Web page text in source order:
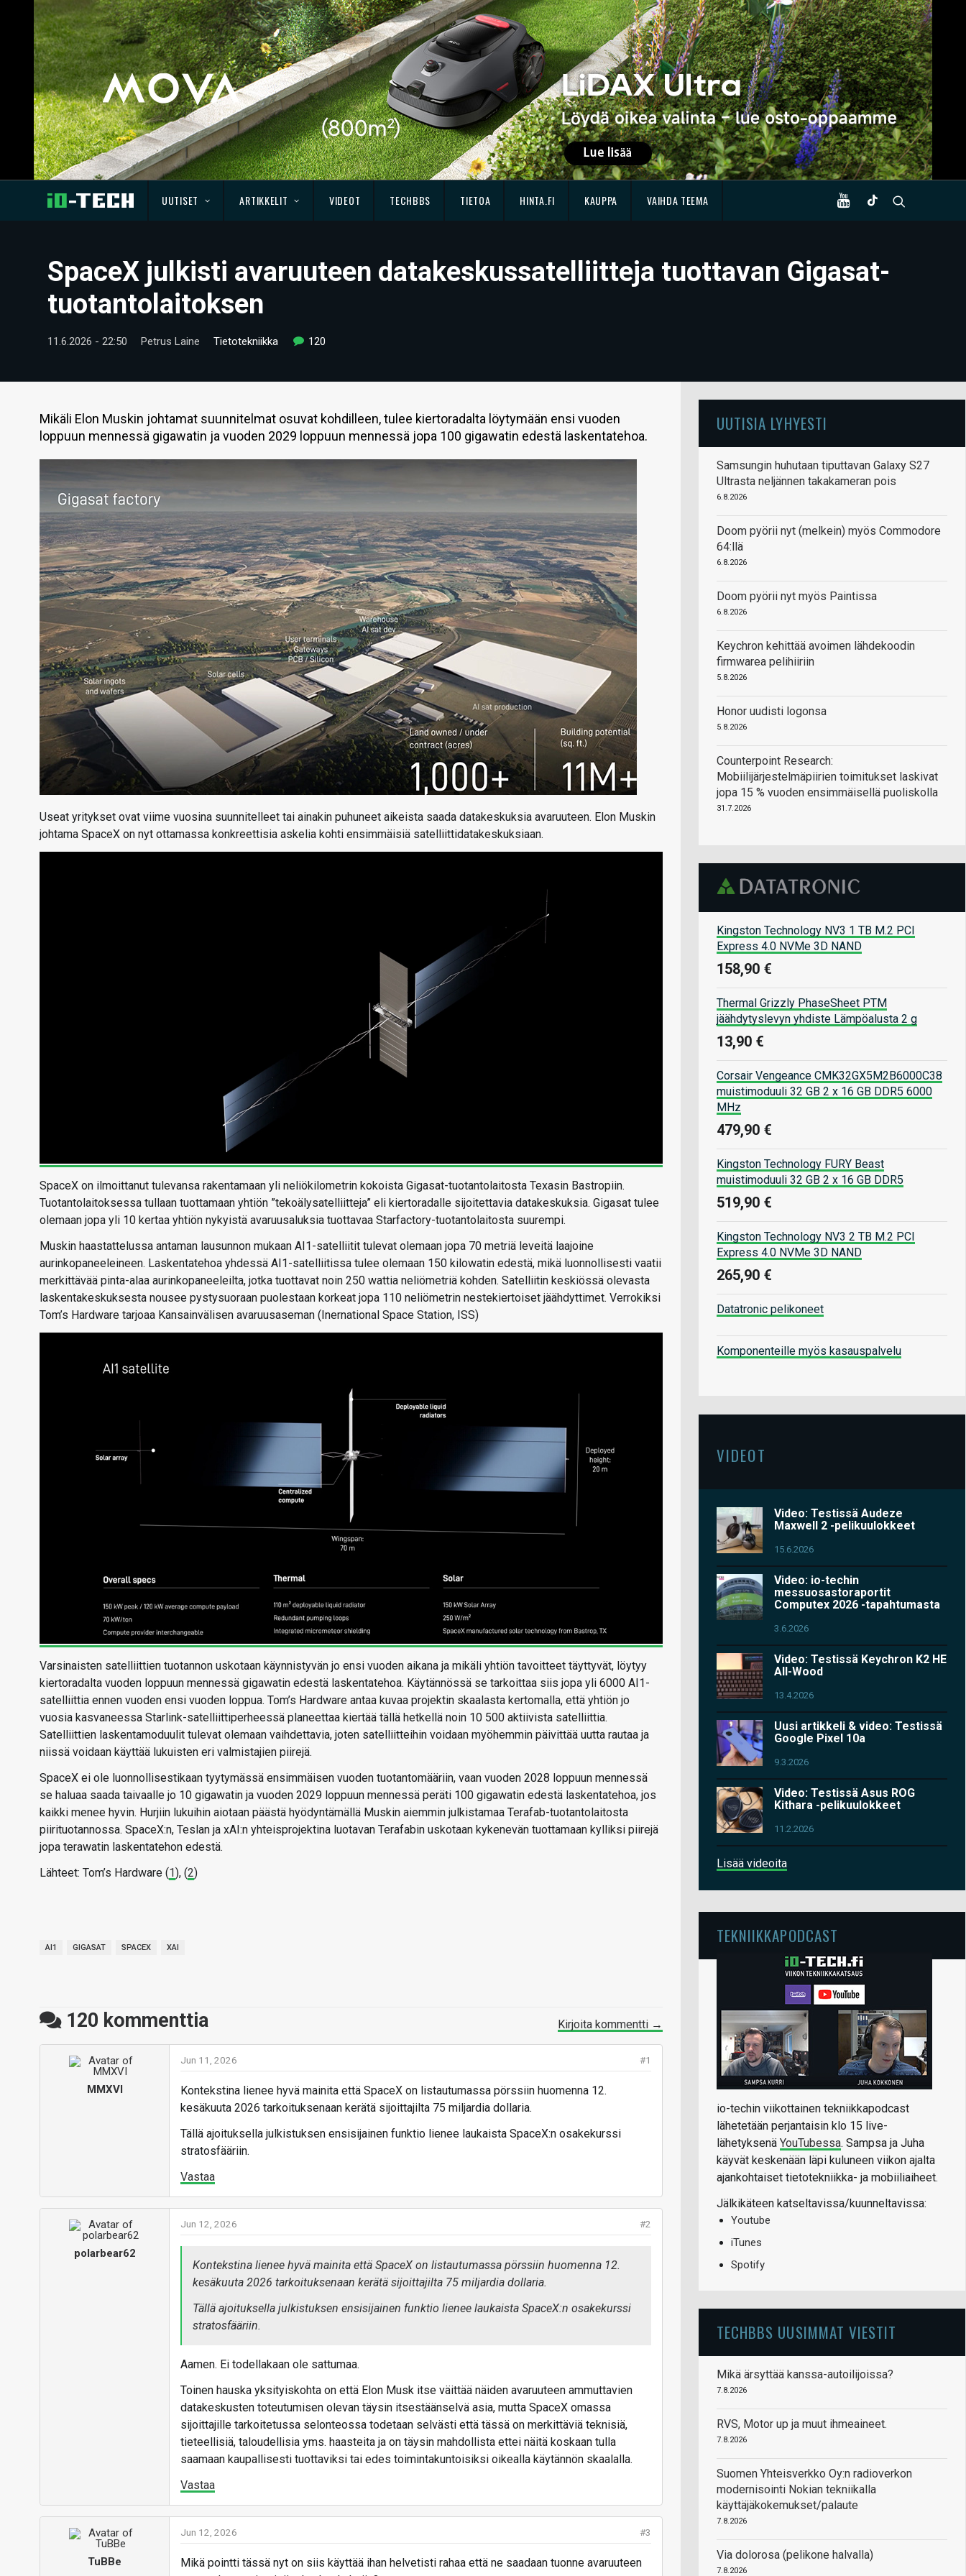
UUTISET ARTIKKELIT VIDEOT TECHBBS TIETOA HINTA.FI KAUPPA VAIHDA TEEMA
SpaceX julkisti avaruuteen datakeskussatelliitteja tuottavan Gigasat-
tuotantolaitoksen
11.6.2026 - 22:50 Petrus Laine Tietotekniikka 120
Mikäli Elon Muskin johtamat suunnitelmat osuvat kohdilleen, tulee kiertoradalta löytymään ensi vuoden
loppuun mennessä gigawatin ja vuoden 2029 loppuun mennessä jopa 100 gigawatin edestä laskentatehoa.
Useat yritykset ovat viime vuosina suunnitelleet tai ainakin puhuneet aikeista saada datakeskuksia avaruuteen. Elon Muskin
johtama SpaceX on nyt ottamassa konkreettisia askelia kohti ensimmäisiä satelliittidatakeskuksiaan.
SpaceX on ilmoittanut tulevansa rakentamaan yli neliökilometrin kokoista Gigasat-tuotantolaitosta Texasin Bastropiin.
Tuotantolaitoksessa tullaan tuottamaan yhtiön ”tekoälysatelliitteja” eli kiertoradalle sijoitettavia datakeskuksia. Gigasat tulee
olemaan jopa yli 10 kertaa yhtiön nykyistä avaruusaluksia tuottavaa Starfactory-tuotantolaitosta suurempi.
Muskin haastattelussa antaman lausunnon mukaan AI1-satelliitit tulevat olemaan jopa 70 metriä leveitä laajoine
aurinkopaneeleineen. Laskentatehoa yhdessä AI1-satelliitissa tulee olemaan 150 kilowatin edestä, mikä luonnollisesti vaatii
merkittävää pinta-alaa aurinkopaneeleilta, jotka tuottavat noin 250 wattia neliömetriä kohden. Satelliitin keskiössä olevasta
laskentakeskuksesta nousee pystysuoraan puolestaan korkeat jopa 110 neliömetrin nestekiertoiset jäähdyttimet. Verrokiksi
Tom’s Hardware tarjoaa Kansainvälisen avaruusaseman (Inernational Space Station, ISS)
Varsinaisten satelliittien tuotannon uskotaan käynnistyvän jo ensi vuoden aikana ja mikäli yhtiön tavoitteet täyttyvät, löytyy
kiertoradalta vuoden loppuun mennessä gigawatin edestä laskentatehoa. Käytännössä se tarkoittaa siis jopa yli 6000 AI1-
satelliittia ennen vuoden ensi vuoden loppua. Tom’s Hardware antaa kuvaa projektin skaalasta kertomalla, että yhtiön jo
vuosia kasvaneessa Starlink-satelliittiperheessä planeettaa kiertää tällä hetkellä noin 10 500 aktiivista satelliittia.
Satelliittien laskentamoduulit tulevat olemaan vaihdettavia, joten satelliitteihin voidaan myöhemmin päivittää uutta rautaa ja
niissä voidaan käyttää lukuisten eri valmistajien piirejä.
SpaceX ei ole luonnollisestikaan tyytymässä ensimmäisen vuoden tuotantomääriin, vaan vuoden 2028 loppuun mennessä
se haluaa saada taivaalle jo 10 gigawatin ja vuoden 2029 loppuun mennessä peräti 100 gigawatin edestä laskentatehoa, jos
kaikki menee hyvin. Hurjiin lukuihin aiotaan päästä hyödyntämällä Muskin aiemmin julkistamaa Terafab-tuotantolaitosta
piirituotannossa. SpaceX:n, Teslan ja xAI:n yhteisprojektina luotavan Terafabin uskotaan kykenevän tuottamaan kylliksi piirejä
jopa terawatin laskentatehon edestä.
Lähteet: Tom’s Hardware (1), (2)
AI1 GIGASAT SPACEX XAI
120 kommenttia Kirjoita kommentti →
MMXVI
#1
Jun 11, 2026
Kontekstina lienee hyvä mainita että SpaceX on listautumassa pörssiin huomenna 12.
kesäkuuta 2026 tarkoituksenaan kerätä sijoittajilta 75 miljardia dollaria.
Tällä ajoituksella julkistuksen ensisijainen funktio lienee laukaista SpaceX:n osakekurssi
stratosfääriin.
Vastaa
polarbear62
#2
Jun 12, 2026
Kontekstina lienee hyvä mainita että SpaceX on listautumassa pörssiin huomenna 12.
kesäkuuta 2026 tarkoituksenaan kerätä sijoittajilta 75 miljardia dollaria.
Tällä ajoituksella julkistuksen ensisijainen funktio lienee laukaista SpaceX:n osakekurssi
stratosfääriin.
Aamen. Ei todellakaan ole sattumaa.
Toinen hauska yksityiskohta on että Elon Musk itse väittää näiden avaruuteen ammuttavien
datakeskusten toteutumisen olevan täysin itsestäänselvä asia, mutta SpaceX omassa
sijoittajille tarkoitetussa selonteossa todetaan selvästi että tässä on merkittäviä teknisiä,
tieteellisiä, taloudellisia yms. haasteita ja on täysin mahdollista ettei näitä koskaan tulla
saamaan kaupallisesti tuottaviksi tai edes toimintakuntoisiksi oikealla käytännön skaalalla.
Vastaa
TuBBe
#3
Jun 12, 2026
Mikä pointti tässä nyt on siis käyttää ihan helvetisti rahaa että ne saadaan tuonne avaruuteen
UUTISIA LYHYESTI
Samsungin huhutaan tiputtavan Galaxy S27
Ultrasta neljännen takakameran pois
6.8.2026
Doom pyörii nyt (melkein) myös Commodore
64:llä
6.8.2026
Doom pyörii nyt myös Paintissa
6.8.2026
Keychron kehittää avoimen lähdekoodin
firmwarea pelihiiriin
5.8.2026
Honor uudisti logonsa
5.8.2026
Counterpoint Research:
Mobiilijärjestelmäpiirien toimitukset laskivat
jopa 15 % vuoden ensimmäisellä puoliskolla
31.7.2026
Kingston Technology NV3 1 TB M.2 PCI
Express 4.0 NVMe 3D NAND
158,90 €
Thermal Grizzly PhaseSheet PTM
jäähdytyslevyn yhdiste Lämpöalusta 2 g
13,90 €
Corsair Vengeance CMK32GX5M2B6000C38
muistimoduuli 32 GB 2 x 16 GB DDR5 6000
MHz
479,90 €
Kingston Technology FURY Beast
muistimoduuli 32 GB 2 x 16 GB DDR5
519,90 €
Kingston Technology NV3 2 TB M.2 PCI
Express 4.0 NVMe 3D NAND
265,90 €
Datatronic pelikoneet
Komponenteille myös kasauspalvelu
VIDEOT
Video: Testissä Audeze
Maxwell 2 -pelikuulokkeet
15.6.2026
Video: io-techin
messuosastoraportit
Computex 2026 -tapahtumasta
3.6.2026
Video: Testissä Keychron K2 HE
All-Wood
13.4.2026
Uusi artikkeli & video: Testissä
Google Pixel 10a
9.3.2026
Video: Testissä Asus ROG
Kithara -pelikuulokkeet
11.2.2026
Lisää videoita
TEKNIIKKAPODCAST
io-techin viikottainen tekniikkapodcast
lähetetään perjantaisin klo 15 live-
lähetyksenä YouTubessa. Sampsa ja Juha
käyvät keskenään läpi kuluneen viikon ajalta
ajankohtaiset tietotekniikka- ja mobiiliaiheet.
Jälkikäteen katseltavissa/kuunneltavissa:
Youtube
iTunes
Spotify
TECHBBS UUSIMMAT VIESTIT
Mikä ärsyttää kanssa-autoilijoissa?
7.8.2026
RVS, Motor up ja muut ihmeaineet.
7.8.2026
Suomen Yhteisverkko Oy:n radioverkon
modernisointi Nokian tekniikalla
käyttäjäkokemukset/palaute
7.8.2026
Via dolorosa (pelikone halvalla)
7.8.2026